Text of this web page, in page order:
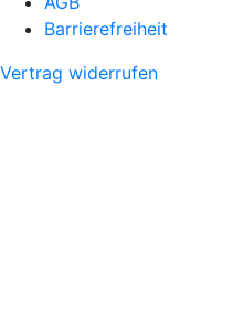
Barrierefreiheit
Vertrag widerrufen